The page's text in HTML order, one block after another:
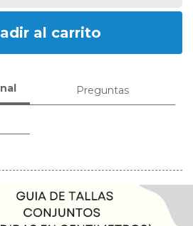
al carrito
Preguntas